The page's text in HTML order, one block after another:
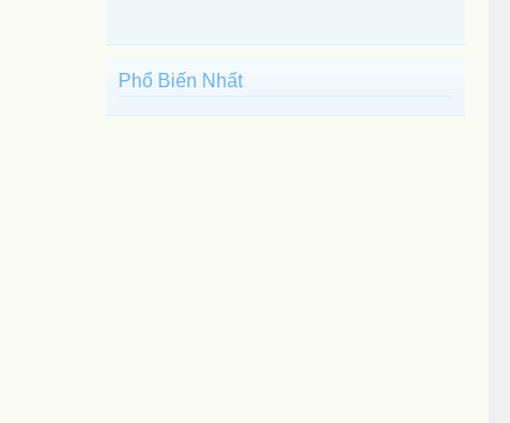
Phổ Biến Nhất